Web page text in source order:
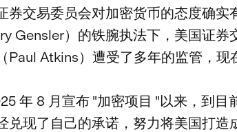
券交易委员会对加密货币的态度确实
Gensler）的铁腕执法下，美国证
Paul Atkins）遭受了多年的监管，现
年 8 月宣布 "加密项目 "以来，到目
兑现了自己的承诺，努力将美国打造